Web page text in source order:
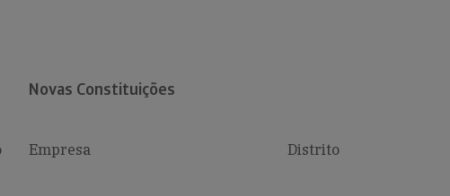
Novas Constituições
Empresa Distrito